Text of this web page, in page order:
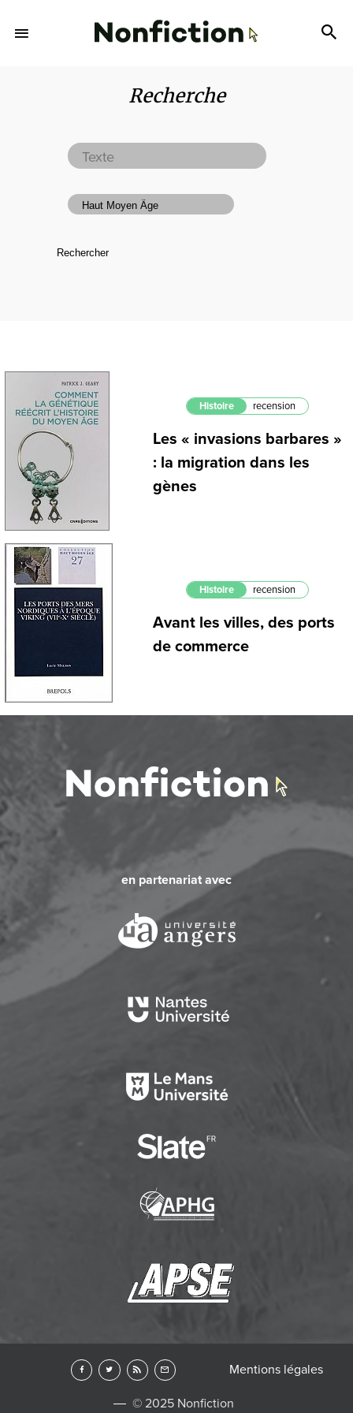
Recherche
Histoire recension
Les « invasions barbares »
: la migration dans les
gènes
Histoire recension
Avant les villes, des ports
de commerce
en partenariat avec
© 2025 Nonfiction
Mentions légales